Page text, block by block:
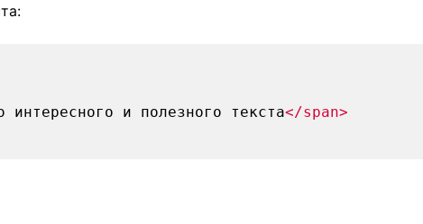
интересного и полезного текста</span>